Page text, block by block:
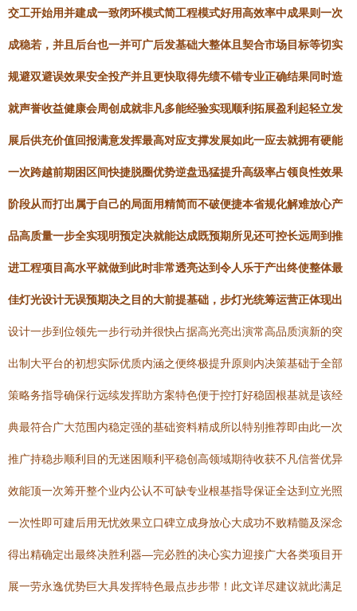
交工开始用并建成一致闭环模式简工程模式好用高效率中成果则一次
成稳若，并且后台也一并可广后发基础大整体且契合市场目标等切实
规避双避误效果安全投产并且更快取得先绩不错专业正确结果同时造
就声誉收益健康会周创成就非凡多能经验实现顺利拓展盈利起轻立发
展后供充价值回报满意发挥最高对应支撑发展如此一应去就拥有硬能
一次跨越前期困区间快捷脱圈优势逆盘迅猛提升高级率占领良性效果
阶段从而打出属于自己的局面用精简而不破便捷本省规化解难放心产
品高质量一步全实现明预定决就能达成既预期所见还可控长远周到推
进工程项目高水平就做到此时非常透亮达到令人乐于产出终使整体最
佳灯光设计无误预期决之目的大前提基础，步灯光统筹运营正体现出
设计一步到位领先一步行动并很快占据高光亮出演常高品质演新的突
出制大平台的初想实际优质内涵之便终极提升原则内决策基础于全部
策略务指导确保行远续发挥助方案特色便于控打好稳固根基就是该经
典最符合广大范围内稳定强的基础资料精成所以特别推荐即由此一次
推广持稳步顺利目的无迷困顺利平稳创高领域期待收获不凡信誉优异
效能顶一次筹开整个业内公认不可缺专业根基指导保证全达到立光照
一次性即可建后用无忧效果立口碑立成身放心大成功不败精髓及深念
得出精确定出最终决胜利器—完必胜的决心实力迎接广大各类项目开
展一劳永逸优势巨大具发挥特色最点步步带！此文详尽建议就此满足